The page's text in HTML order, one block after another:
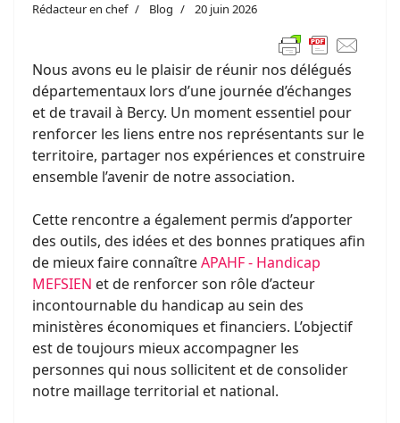
Rédacteur en chef Blog 20 juin 2026
Nous avons eu le plaisir de réunir nos délégués
départementaux lors d’une journée d’échanges
et de travail à Bercy. Un moment essentiel pour
renforcer les liens entre nos représentants sur le
territoire, partager nos expériences et construire
ensemble l’avenir de notre association.
Cette rencontre a également permis d’apporter
des outils, des idées et des bonnes pratiques afin
de mieux faire connaîtreAPAHF - Handicap
MEFSIEN et de renforcer son rôle d’acteur
incontournable du handicap au sein des
ministères économiques et financiers. L’objectif
est de toujours mieux accompagner les
personnes qui nous sollicitent et de consolider
notre maillage territorial et national.